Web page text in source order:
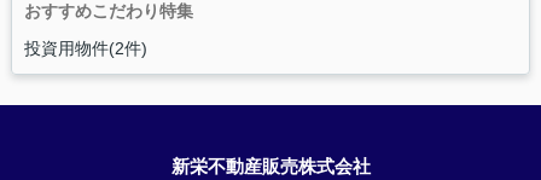
おすすめこだわり特集
投資用物件(2件)
新栄不動産販売株式会社